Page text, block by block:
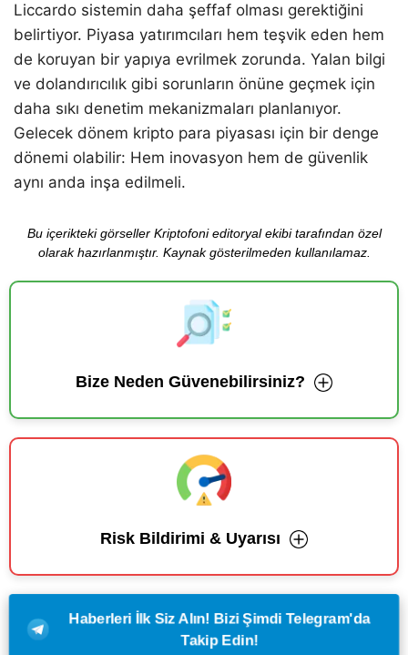
Liccardo sistemin daha şeffaf olması gerektiğini
belirtiyor. Piyasa yatırımcıları hem teşvik eden hem
de koruyan bir yapıya evrilmek zorunda. Yalan bilgi
ve dolandırıcılık gibi sorunların önüne geçmek için
daha sıkı denetim mekanizmaları planlanıyor.
Gelecek dönem kripto para piyasası için bir denge
dönemi olabilir: Hem inovasyon hem de güvenlik
aynı anda inşa edilmeli.
Bu içerikteki görseller Kriptofoni editoryal ekibi tarafından özel
olarak hazırlanmıştır. Kaynak gösterilmeden kullanılamaz.
Bize Neden Güvenebilirsiniz?
Risk Bildirimi & Uyarısı
Haberleri İlk Siz Alın! Bizi Şimdi Telegram'da
Takip Edin!